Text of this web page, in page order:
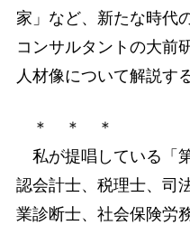
家」など、新たな時代
コンサルタントの大前
人材像について解説する
＊ ＊ ＊
私が提唱している「
認会計士、税理士、司
業診断士、社会保険労